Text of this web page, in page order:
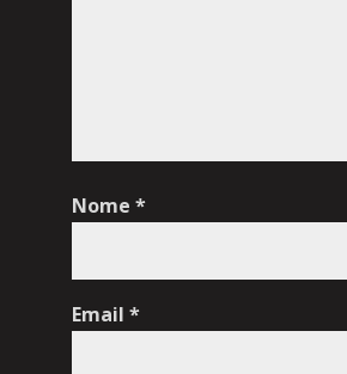
Nome *
Email *